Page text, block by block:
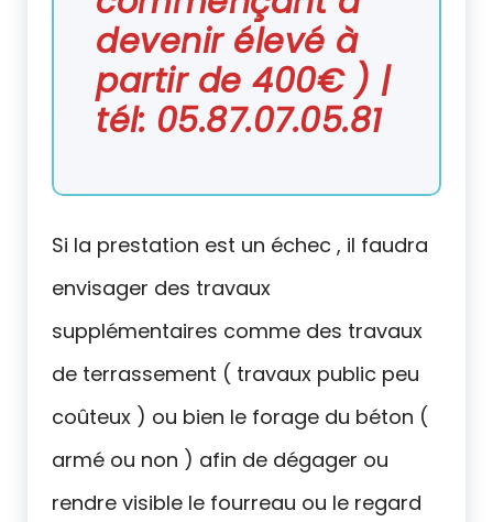
devenir élevé à
partir de 400€ ) |
tél: 05.87.07.05.81
Si la prestation est un échec , il faudra
envisager des travaux
supplémentaires comme des travaux
de terrassement ( travaux public peu
coûteux ) ou bien le forage du béton (
armé ou non ) afin de dégager ou
rendre visible le fourreau ou le regard